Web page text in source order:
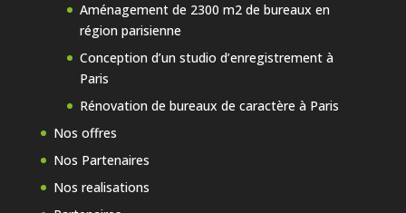
Aménagement de 2300 m2 de bureaux en
région parisienne
Conception d’un studio d’enregistrement à
Paris
Rénovation de bureaux de caractère à Paris
Nos offres
Nos Partenaires
Nos realisations